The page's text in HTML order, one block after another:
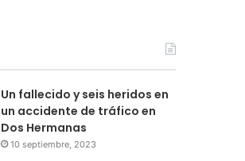
Un fallecido y seis heridos en
un accidente de tráfico en
Dos Hermanas
10 septiembre, 2023